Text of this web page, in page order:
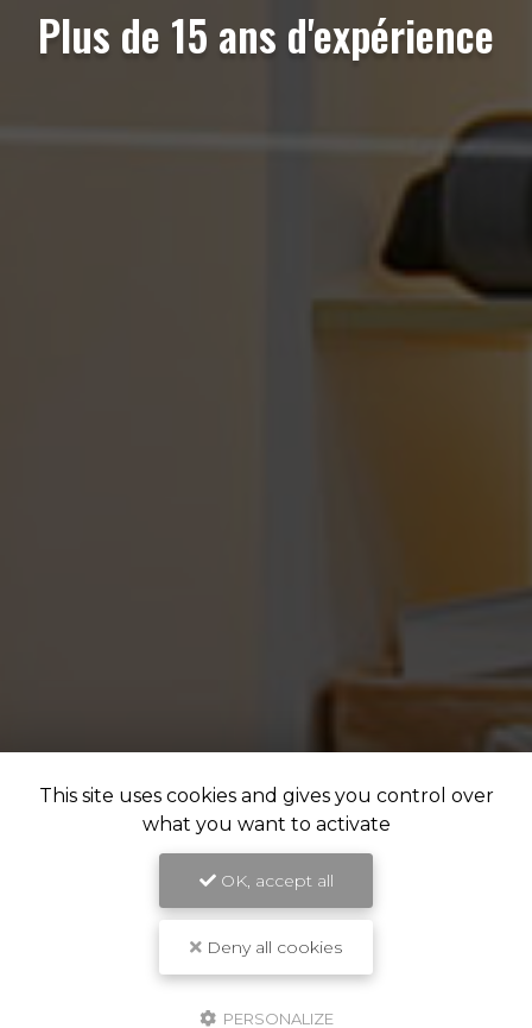
Plus de 15 ans d'expérience
This site uses cookies and gives you control over
what you want to activate
OK, accept all
Deny all cookies
PERSONALIZE